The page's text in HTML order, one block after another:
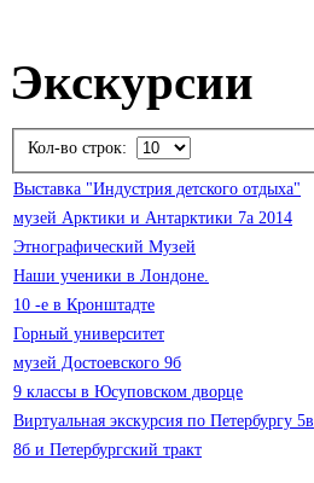
Экскурсии
Кол-во строк:
Выставка "Индустрия детского отдыха"
музей Арктики и Антарктики 7а 2014
Этнографический Музей
Наши ученики в Лондоне.
10 -е в Кронштадте
Горный университет
музей Достоевского 9б
9 классы в Юсуповском дворце
Виртуальная экскурсия по Петербургу 5в
8б и Петербургский тракт